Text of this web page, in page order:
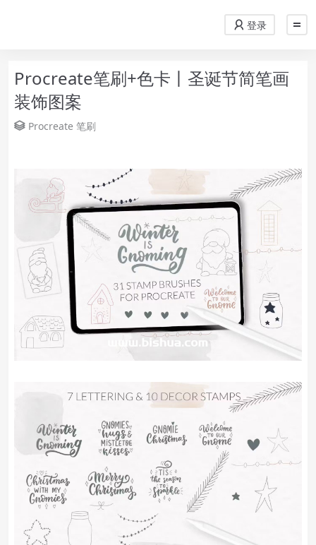
登录
Procreate笔刷+色卡丨圣诞节简笔画
装饰图案
Procreate 笔刷